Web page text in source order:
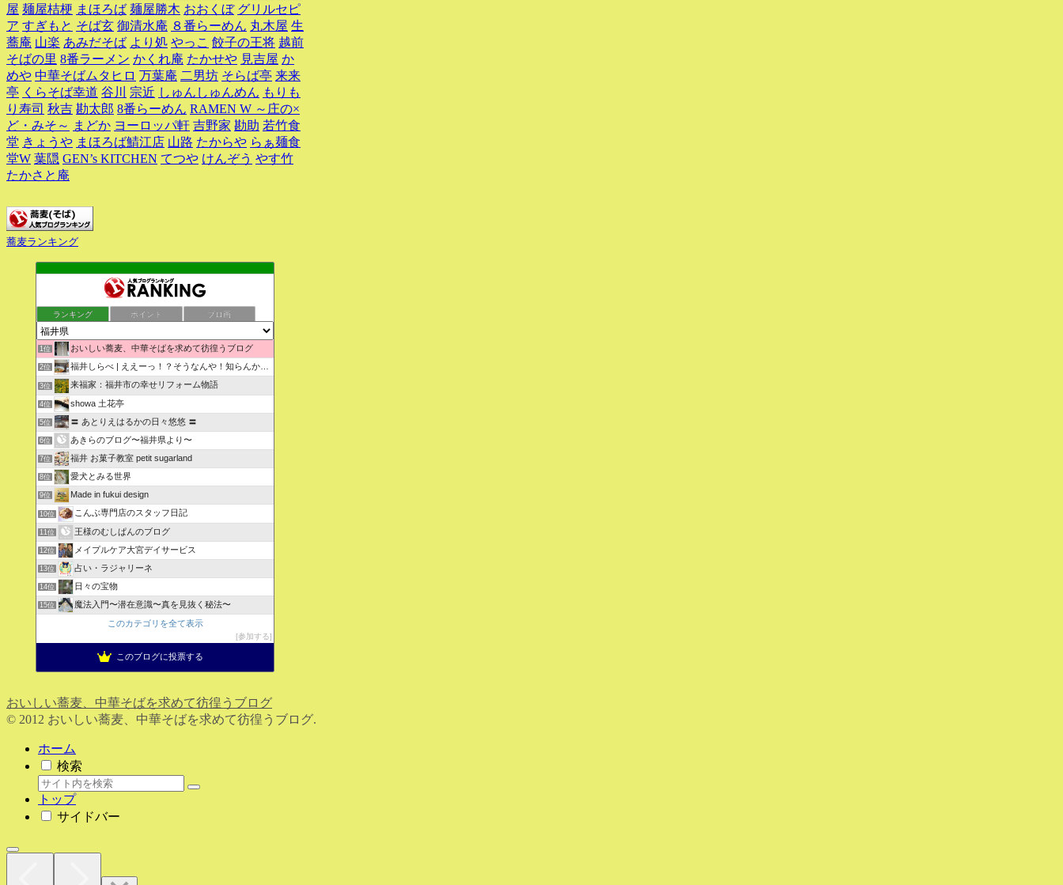
屋 麺屋桔梗 まほろば 麺屋勝木 おおくぼ グリルセピ
ア すぎもと そば玄 御清水庵 ８番らーめん 丸木屋 生
蕎庵 山楽 あみだそば より処 やっこ 餃子の王将 越前
そばの里 8番ラーメン かくれ庵 たかせや 見吉屋 か
めや 中華そばムタヒロ 万葉庵 二男坊 そらば亭 来来
亭 くらそば幸道 谷川 宗近 しゅんしゅんめん もりも
り寿司 秋吉 勘太郎 8番らーめん RAMEN W ～庄の×
ど・みそ～ まどか ヨーロッパ軒 吉野家 勘助 若竹食
堂 きょうや まほろば鯖江店 山路 たからや らぁ麺食
堂W 葉隠 GEN’s KITCHEN てつや けんぞう やす竹
たかさと庵
蕎麦ランキング
ランキング ポイント ブロ画
1位 おいしい蕎麦、中華そばを求めて彷徨うブログ
2位 福井しらべ | ええーっ！？そうなんや！知らんかったわ。
3位 来福家：福井市の幸せリフォーム物語
4位 showa 土花亭
5位 〓 あとりえはるかの日々悠悠 〓
6位 あきらのブログ〜福井県より〜
7位 福井 お菓子教室 petit sugarland
8位 愛犬とみる世界
9位 Made in fukui design
10位 こんぶ専門店のスタッフ日記
11位 王様のむしぱんのブログ
12位 メイプルケア大宮デイサービス
13位 占い・ラジャリーネ
14位 日々の宝物
15位
魔法入門〜潜在意識〜真を見抜く秘法〜
このカテゴリを全て表示
参加する
このブログに投票する
おいしい蕎麦、中華そばを求めて彷徨うブログ
© 2012 おいしい蕎麦、中華そばを求めて彷徨うブログ.
ホーム
検索
トップ
サイドバー